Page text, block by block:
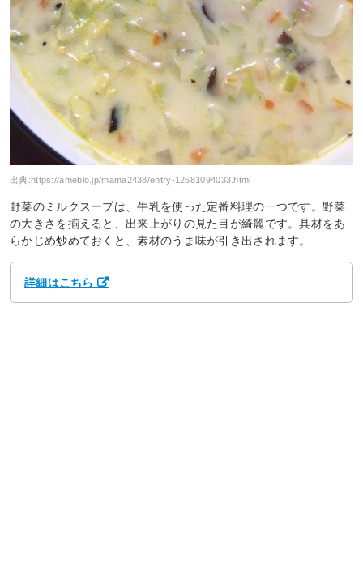
出典:https://ameblo.jp/mama2438/entry-12681094033.html
野菜のミルクスープは、牛乳を使った定番料理の一つです。野菜
の大きさを揃えると、出来上がりの見た目が綺麗です。具材をあ
らかじめ炒めておくと、素材のうま味が引き出されます。
詳細はこちら